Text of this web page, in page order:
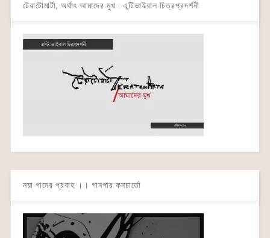
টেরাটোমার্টা, অর্থাৎ আমাদের মুখ : এন্টিভাইরাল চিত্রপ্রদর্শনী
নয়া গানের প্রবাহ ।। গানপার কনচার্তো